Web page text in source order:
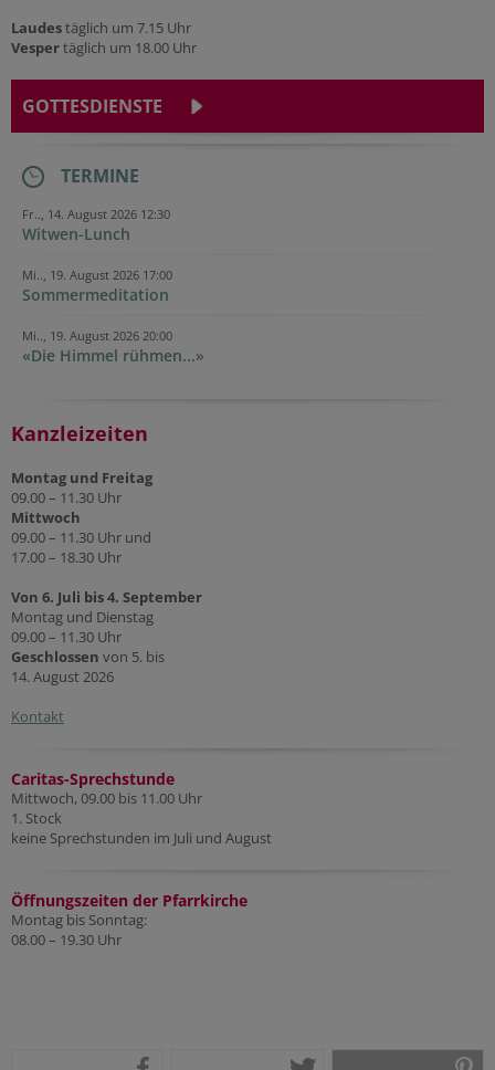
Laudestäglich um 7.15 Uhr
Vespertäglich um 18.00 Uhr
GOTTESDIENSTE
TERMINE
Fr.., 14. August 2026 12:30
Witwen-Lunch
Mi.., 19. August 2026 17:00
Sommermeditation
Mi.., 19. August 2026 20:00
«Die Himmel rühmen...»
Kanzleizeiten
Montag und Freitag
09.00 – 11.30 Uhr
Mittwoch
09.00 – 11.30 Uhr und
17.00 – 18.30 Uhr
Von 6. Juli bis 4. September
Montag und Dienstag
09.00 – 11.30 Uhr
Geschlossen von 5. bis
14. August 2026
Kontakt
Caritas-Sprechstunde
Mittwoch, 09.00 bis 11.00 Uhr
1. Stock
keine Sprechstunden im Juli und August
Öffnungszeiten der Pfarrkirche
Montag bis Sonntag:
08.00 – 19.30 Uhr